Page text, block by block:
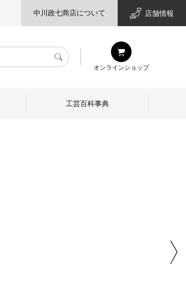
中川政七商店について 店舗情報
検
オンラインショップ
工芸百科事典